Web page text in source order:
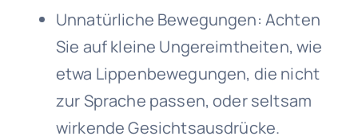
Unnatürliche Bewegungen: Achten
Sie auf kleine Ungereimtheiten, wie
etwa Lippenbewegungen, die nicht
zur Sprache passen, oder seltsam
wirkende Gesichtsausdrücke.